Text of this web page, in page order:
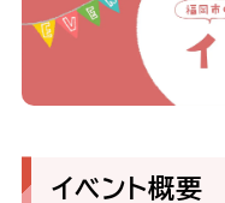
イベント概要